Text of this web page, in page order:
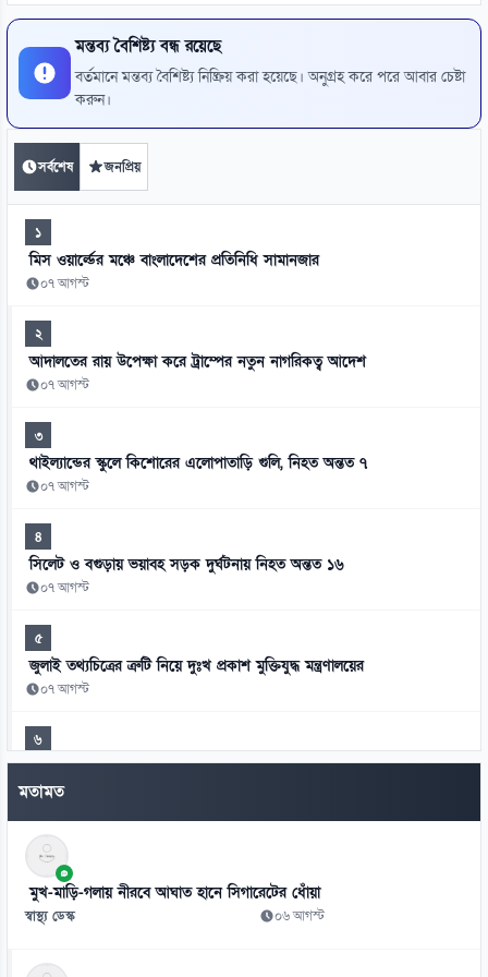
মন্তব্য বৈশিষ্ট্য বন্ধ রয়েছে
বর্তমানে মন্তব্য বৈশিষ্ট্য নিষ্ক্রিয় করা হয়েছে। অনুগ্রহ করে পরে আবার চেষ্টা
করুন।
সর্বশেষ জনপ্রিয়
১
মিস ওয়ার্ল্ডের মঞ্চে বাংলাদেশের প্রতিনিধি সামানজার
০৭ আগস্ট
২
আদালতের রায় উপেক্ষা করে ট্রাম্পের নতুন নাগরিকত্ব আদেশ
০৭ আগস্ট
৩
থাইল্যান্ডের স্কুলে কিশোরের এলোপাতাড়ি গুলি, নিহত অন্তত ৭
০৭ আগস্ট
৪
সিলেট ও বগুড়ায় ভয়াবহ সড়ক দুর্ঘটনায় নিহত অন্তত ১৬
০৭ আগস্ট
৫
জুলাই তথ্যচিত্রের ত্রুটি নিয়ে দুঃখ প্রকাশ মুক্তিযুদ্ধ মন্ত্রণালয়ের
০৭ আগস্ট
৬
হাসিনাকে এই সুযোগ ভারত কেন দিল—স্বরাষ্ট্রমন্ত্রীর প্রশ্ন
০৭ আগস্ট
৭
জুলাই সনদ ও বিচার বিভাগের ইস্যুতে নারায়ণগঞ্জে সাত আইন কর্মকর্তার
পদত্যাগ
০৭ আগস্ট
৮
মতামত
মুখ-মাড়ি-গলায় নীরবে আঘাত হানে সিগারেটের ধোঁয়া
স্বাস্থ্য ডেস্ক ০৬ আগস্ট